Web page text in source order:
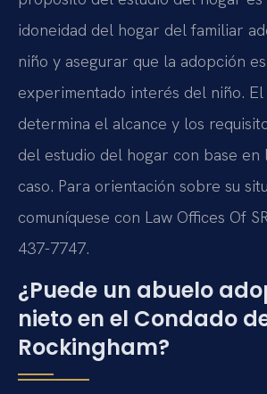
idoneidad del hogar del familiar
niño y asegurar que la adopción
experimentado interés del niño.
determina el alcance y los
del estudio del hogar con base en
caso. Para orientación sobre su
comuníquese con Law Offices Of
437-7747.
¿Puede un abuelo
nieto en el Condado
Rockingham?